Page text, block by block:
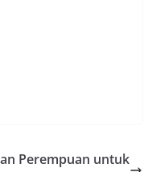
Perempuan untuk